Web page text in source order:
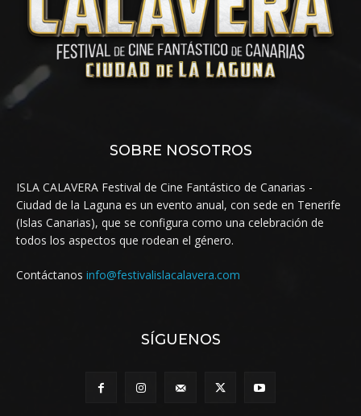
SOBRE NOSOTROS
ISLA CALAVERA Festival de Cine Fantástico de Canarias -
Ciudad de la Laguna es un evento anual, con sede en Tenerife
(Islas Canarias), que se configura como una celebración de
todos los aspectos que rodean el género.
Contáctanos info@festivalislacalavera.com
SÍGUENOS